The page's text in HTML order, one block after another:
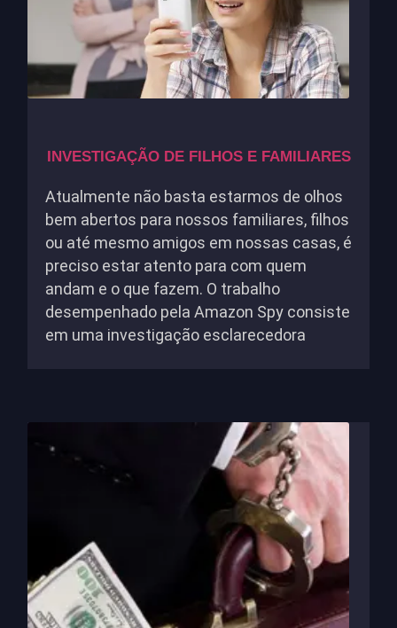
INVESTIGAÇÃO DE FILHOS E FAMILIARES
Atualmente não basta estarmos de olhos
bem abertos para nossos familiares, filhos
ou até mesmo amigos em nossas casas, é
preciso estar atento para com quem
andam e o que fazem. O trabalho
desempenhado pela Amazon Spy consiste
em uma investigação esclarecedora